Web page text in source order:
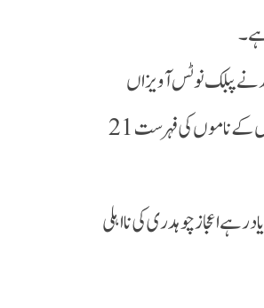
افسر شریف اللہ نے پبلک نوٹس آویزاں
کردیا، جس کے مطابق امیدوار 19 سے لیکر 20 اگست تک کاغذات نامزدگی جمع کروا سکتے ہیں امیداروں کے ناموں کی فہرست 21
سکتے ہیں،سنیٹ کی نشست پر الیکشن 9 ستمبر کو ہوگا۔یاد رہے اعجاز چوہدری کی نااہلی